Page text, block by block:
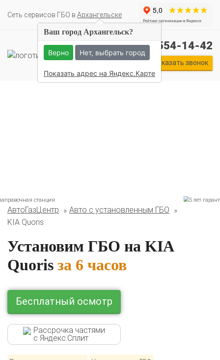
Cеть сервисов ГБО в Архангельске
Renault Skoda Toyota Volkswagen
+7 (911) 554-14-42
Заказать звонок
АвтоГазЦентр
Авто с установленным ГБО
KIA Quoris
Установим ГБО на KIA
Quoris за 6 часов
Бесплатный осмотр
Рассрочка частями
с Яндекс.Сплит
Ваш город Архангельск?
Верно Нет, выбрать город
Показать адрес на Яндекс.Карте